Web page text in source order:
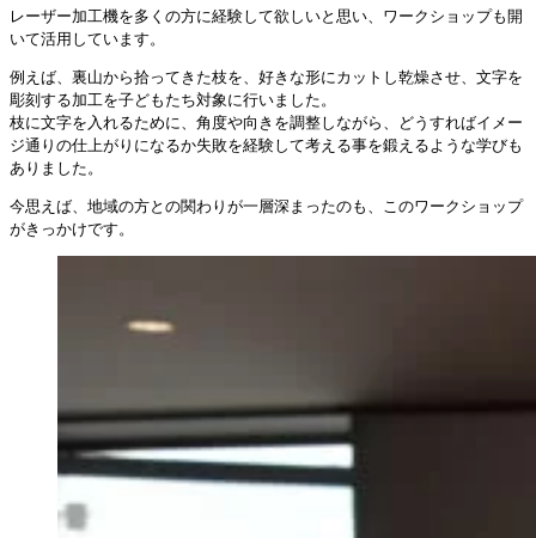
レーザー加工機を多くの方に経験して欲しいと思い、ワークショップも開
いて活用しています。
例えば、裏山から拾ってきた枝を、好きな形にカットし乾燥させ、文字を
彫刻する加工を子どもたち対象に行いました。
枝に文字を入れるために、角度や向きを調整しながら、どうすればイメー
ジ通りの仕上がりになるか失敗を経験して考える事を鍛えるような学びも
ありました。
今思えば、地域の方との関わりが一層深まったのも、このワークショップ
がきっかけです。